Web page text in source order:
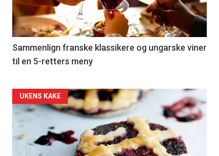
nå
-
5
Sammenlign franske klassikere og ungarske viner
til en 5-retters meny
Forsiden
akkurat
nå
UKENS KAKE